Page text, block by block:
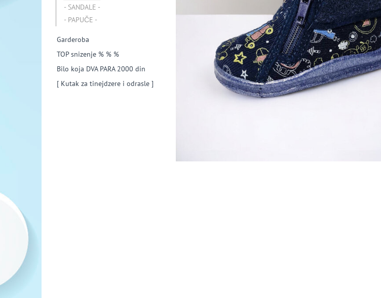
- SANDALE -
- PAPUČE -
Garderoba
TOP snizenje % % %
Bilo koja DVA PARA 2000 din
[ Kutak za tinejdzere i odrasle ]